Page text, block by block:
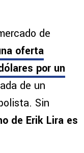
de
oferta
por un
de un
Sin
de Erik Lira es